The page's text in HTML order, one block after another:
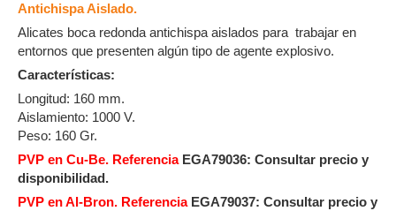
Antichispa Aislado.
Alicates boca redonda antichispa aislados para trabajar en
entornos que presenten algún tipo de agente explosivo.
Características:
Longitud: 160 mm.
Aislamiento: 1000 V.
Peso: 160 Gr.
PVP en Cu-Be. ReferenciaEGA79036: Consultar precio y
disponibilidad.
PVP en Al-Bron. ReferenciaEGA79037: Consultar precio y